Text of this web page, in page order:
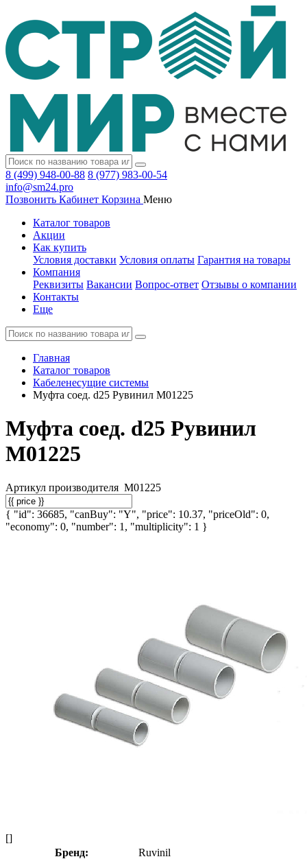
8 (499) 948-00-88 8 (977) 983-00-54
info@sm24.pro
Позвонить Кабинет Корзина Меню
Каталог товаров
Акции
Как купить
Условия доставки Условия оплаты Гарантия на товары
Компания
Реквизиты Вакансии Вопрос-ответ Отзывы о компании
Контакты
Еще
Главная
Каталог товаров
Кабеленесущие системы
Муфта соед. d25 Рувинил М01225
Муфта соед. d25 Рувинил
М01225
Артикул производителя М01225
{ "id": 36685, "canBuy": "Y", "price": 10.37, "priceOld": 0,
"economy": 0, "number": 1, "multiplicity": 1 }
[]
Бренд:
Ruvinil